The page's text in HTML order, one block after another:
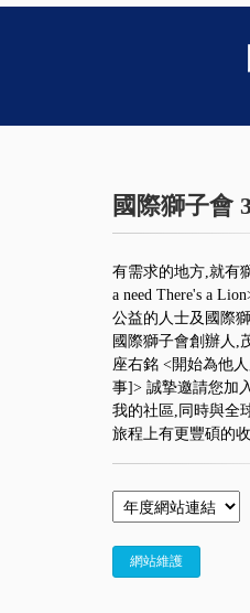
國際獅子會
有需求的地方,就有
a need There's a
公益的人士及國際
國際獅子會創辦人,
座右銘 <開始為他
事]> 誠摯邀請您加
我的社區,同時與全
旅程上有更豐碩的收
網站維護